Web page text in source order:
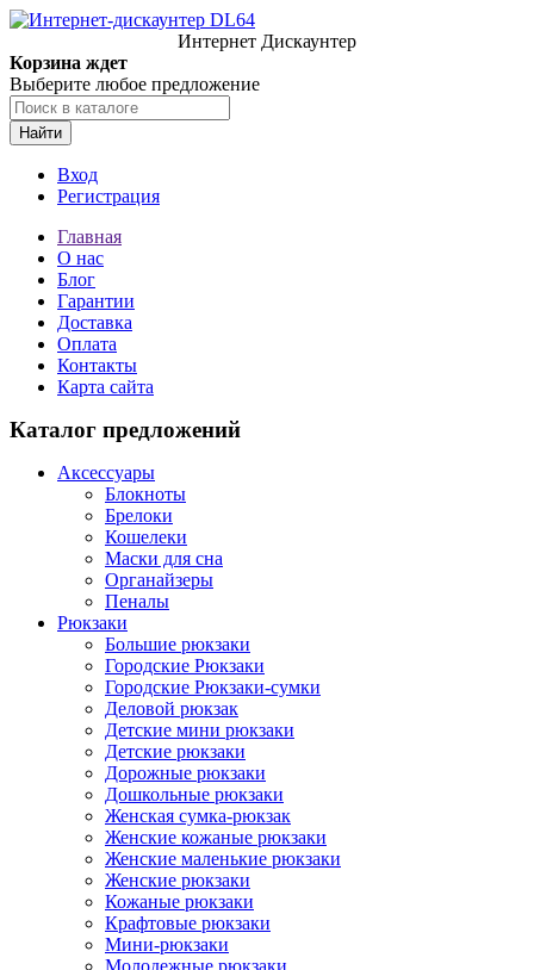
Интернет Дискаунтер
Корзина ждет
Выберите любое предложение
Найти
Вход
Регистрация
Главная
О нас
Блог
Гарантии
Доставка
Оплата
Контакты
Карта сайта
Каталог предложений
Аксессуары
Блокноты
Брелоки
Кошелеки
Маски для сна
Органайзеры
Пеналы
Рюкзаки
Большие рюкзаки
Городские Рюкзаки
Городские Рюкзаки-сумки
Деловой рюкзак
Детские мини рюкзаки
Детские рюкзаки
Дорожные рюкзаки
Дошкольные рюкзаки
Женская сумка-рюкзак
Женские кожаные рюкзаки
Женские маленькие рюкзаки
Женские рюкзаки
Кожаные рюкзаки
Крафтовые рюкзаки
Мини-рюкзаки
Молодежные рюкзаки